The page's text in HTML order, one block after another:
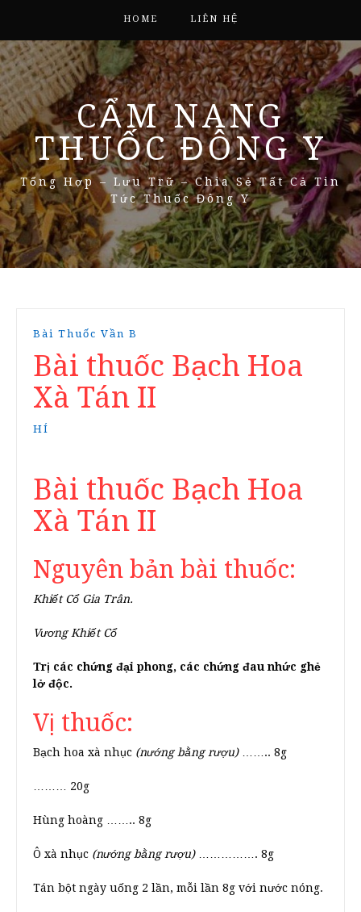
HOME LIÊN HỆ
CẨM NANG
THUỐC ĐÔNG Y
Tổng Hợp – Lưu Trữ – Chia Sẻ Tất Cả Tin
Tức Thuốc Đông Y
Bài Thuốc Vần B
Bài thuốc Bạch Hoa
Xà Tán II
HÍ
Bài thuốc Bạch Hoa
Xà Tán II
Nguyên bản bài thuốc:
Khiết Cổ Gia Trân.
Vương Khiết Cổ
Trị các chứng đại phong, các chứng đau nhức ghẻ
lở độc.
Vị thuốc:
Bạch hoa xà nhục (nướng bằng rượu)…….. 8g
……… 20g
Hùng hoàng …….. 8g
Ô xà nhục (nướng bằng rượu)……………. 8g
Tán bột ngày uống 2 lần, mỗi lần 8g với nước nóng.